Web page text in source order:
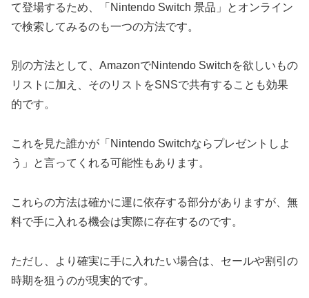
て登場するため、「Nintendo Switch 景品」とオンライン
で検索してみるのも一つの方法です。
別の方法として、AmazonでNintendo Switchを欲しいもの
リストに加え、そのリストをSNSで共有することも効果
的です。
これを見た誰かが「Nintendo Switchならプレゼントしよ
う」と言ってくれる可能性もあります。
これらの方法は確かに運に依存する部分がありますが、無
料で手に入れる機会は実際に存在するのです。
ただし、より確実に手に入れたい場合は、セールや割引の
時期を狙うのが現実的です。